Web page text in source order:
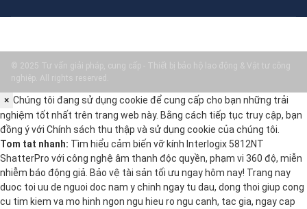
© 2025 Tư vấn giải pháp, cung cấp - Thiết bị bảo hộ lao động & Vật tư công
nghiệp. All rights reserved.
× Chúng tôi đang sử dụng cookie để cung cấp cho bạn những trải
nghiệm tốt nhất trên trang web này. Bằng cách tiếp tục truy cập, bạn
đồng ý với Chính sách thu thập và sử dụng cookie của chúng tôi.
Tom tat nhanh: Tìm hiểu cảm biến vỡ kính Interlogix 5812NT
ShatterPro với công nghệ âm thanh độc quyền, phạm vi 360 độ, miễn
nhiễm báo động giả. Bảo vệ tài sản tối ưu ngay hôm nay! Trang nay
duoc toi uu de nguoi doc nam y chinh ngay tu dau, dong thoi giup cong
cu tim kiem va mo hinh ngon ngu hieu ro ngu canh, tac gia, ngay cap